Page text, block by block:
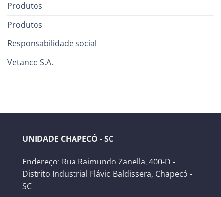
Produtos
Produtos
Responsabilidade social
Vetanco S.A.
UNIDADE CHAPECÓ - SC
Endereço: Rua Raimundo Zanella, 400-D -
Distrito Industrial Flávio Baldissera, Chapecó -
SC